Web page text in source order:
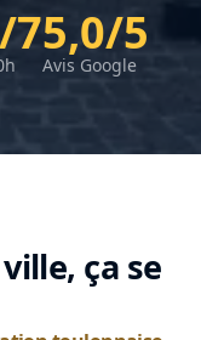
75,0/5
Avis Google
ça se